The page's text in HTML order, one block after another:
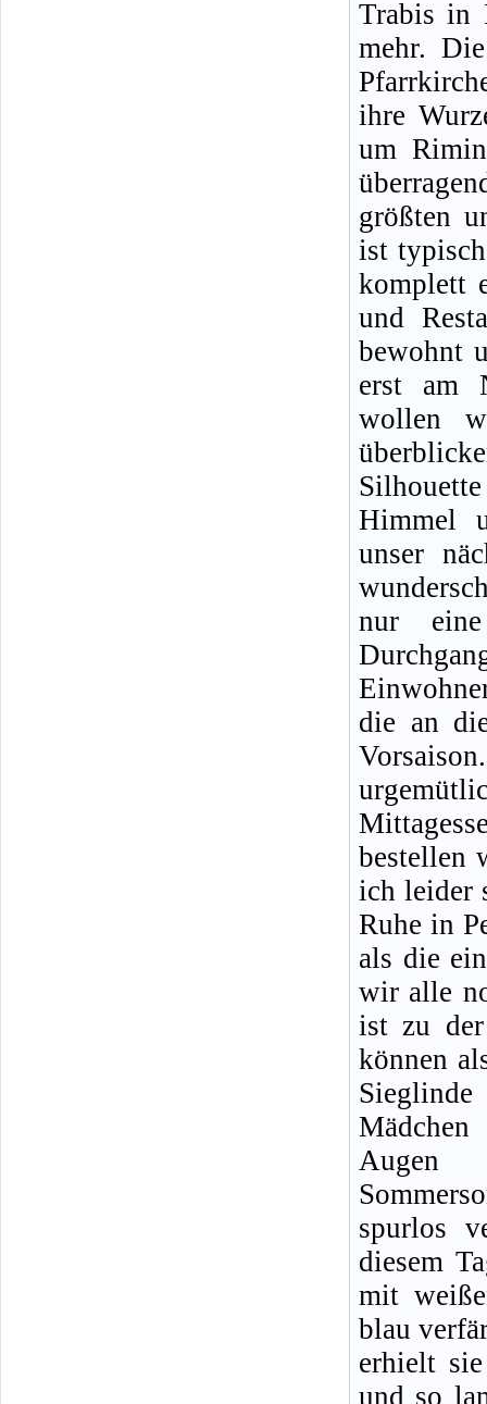
Trabis in
mehr.
ihre
um
größten
ist
komplett
und
bewohnt
erst am
wollen
Himmel
unser
nur
die an
bestellen
ich leider
Ruhe in
als die
wir alle
ist zu
können
spurlos
diesem
mit
blau
erhielt
und so